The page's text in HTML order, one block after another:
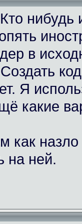
нибудь
в
Я
какие
как
на ней.